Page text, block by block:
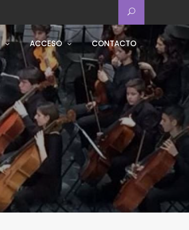
ACCESO CONTACTO